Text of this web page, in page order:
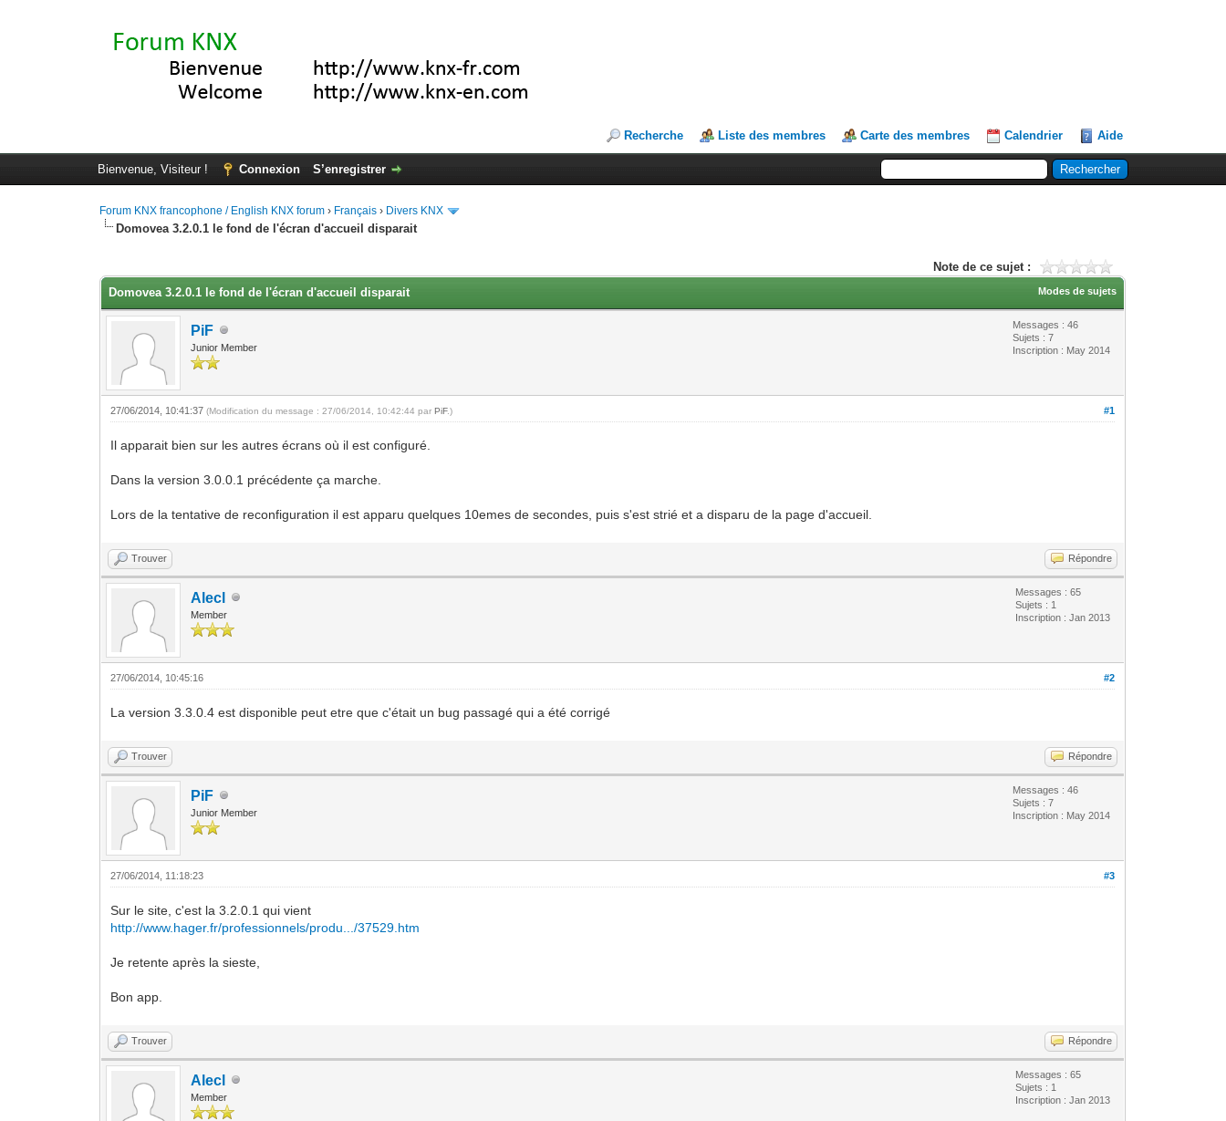
Recherche Liste des membres Carte des membres Calendrier Aide
Bienvenue, Visiteur ! Connexion S’enregistrer
Forum KNX francophone / English KNX forum › Français › Divers KNX
Domovea 3.2.0.1 le fond de l'écran d'accueil disparait
Note de ce sujet :
Modes de sujets
Domovea 3.2.0.1 le fond de l'écran d'accueil disparait
PiF
Junior Member
Messages : 46
Sujets : 7
Inscription : May 2014
#1
27/06/2014, 10:41:37(Modification du message : 27/06/2014, 10:42:44 parPiF.)
Il apparait bien sur les autres écrans où il est configuré.
Dans la version 3.0.0.1 précédente ça marche.
Lors de la tentative de reconfiguration il est apparu quelques 10emes de secondes, puis s'est strié et a disparu de la page d'accueil.
Trouver Répondre
Alecl
Member
Messages : 65
Sujets : 1
Inscription : Jan 2013
#2
27/06/2014, 10:45:16
La version 3.3.0.4 est disponible peut etre que c'était un bug passagé qui a été corrigé
Trouver Répondre
PiF
Junior Member
Messages : 46
Sujets : 7
Inscription : May 2014
#3
27/06/2014, 11:18:23
Sur le site, c'est la 3.2.0.1 qui vient
http://www.hager.fr/professionnels/produ.../37529.htm
Je retente après la sieste,
Bon app.
Trouver Répondre
Alecl
Member
Messages : 65
Sujets : 1
Inscription : Jan 2013